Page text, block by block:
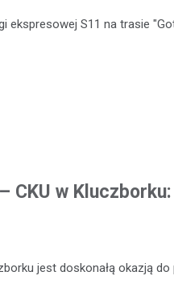
ekspresowej S11 na trasie
CKU w
jest doskonałą okazją